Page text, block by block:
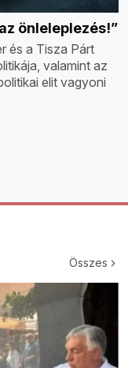
önleleplezés!”
és a Tisza Párt
valamint az
elit vagyoni
Összes